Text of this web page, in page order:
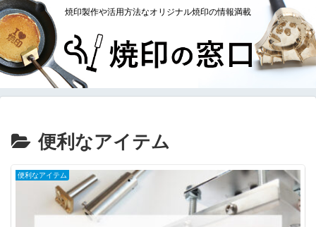
焼印製作や活用方法なオリジナル焼印の情報満載
便利なアイテム
便利なアイテム